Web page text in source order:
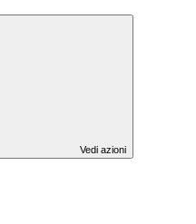
Vedi azioni